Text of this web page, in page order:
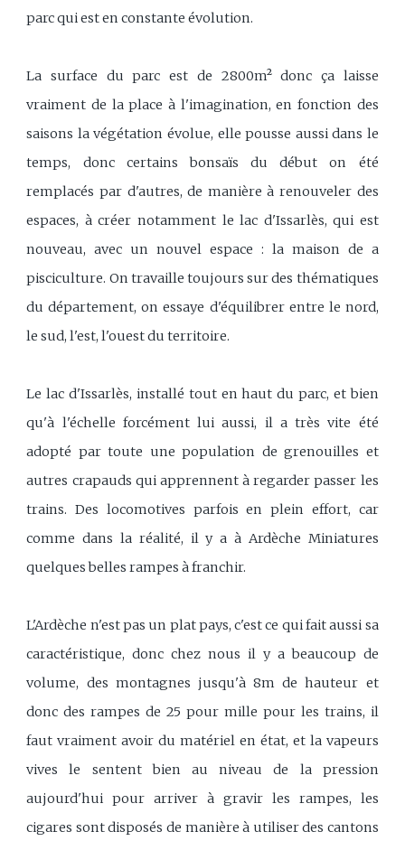
parc qui est en constante évolution.
La surface du parc est de 2800m² donc ça laisse
vraiment de la place à l'imagination, en fonction des
saisons la végétation évolue, elle pousse aussi dans le
temps, donc certains bonsaïs du début on été
remplacés par d'autres, de manière à renouveler des
espaces, à créer notamment le lac d'Issarlès, qui est
nouveau, avec un nouvel espace : la maison de a
pisciculture. On travaille toujours sur des thématiques
du département, on essaye d'équilibrer entre le nord,
le sud, l'est, l'ouest du territoire.
Le lac d'Issarlès, installé tout en haut du parc, et bien
qu'à l'échelle forcément lui aussi, il a très vite été
adopté par toute une population de grenouilles et
autres crapauds qui apprennent à regarder passer les
trains. Des locomotives parfois en plein effort, car
comme dans la réalité, il y a à Ardèche Miniatures
quelques belles rampes à franchir.
L'Ardèche n'est pas un plat pays, c'est ce qui fait aussi sa
caractéristique, donc chez nous il y a beaucoup de
volume, des montagnes jusqu'à 8m de hauteur et
donc des rampes de 25 pour mille pour les trains, il
faut vraiment avoir du matériel en état, et la vapeurs
vives le sentent bien au niveau de la pression
aujourd'hui pour arriver à gravir les rampes, les
cigares sont disposés de manière à utiliser des cantons